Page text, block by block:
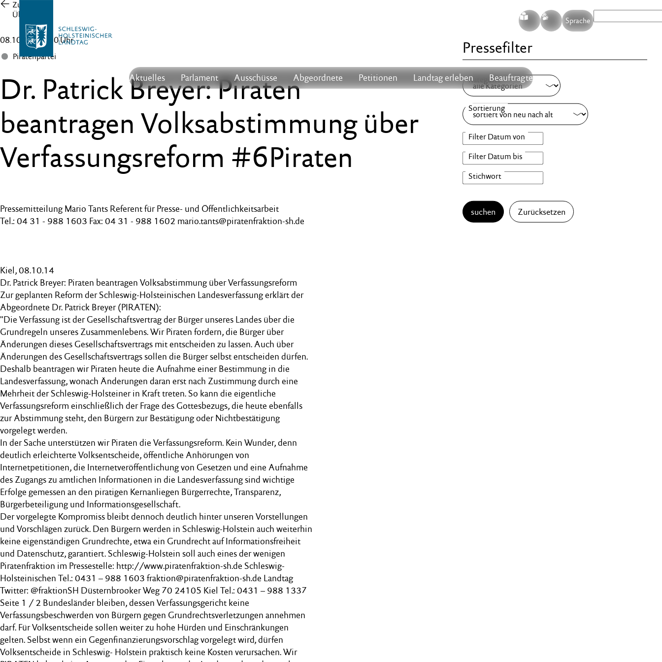
S G Sprache
Aktuelles Parlament Ausschüsse Abgeordnete Petitionen Landtag erleben Beauftragte
Zur
Übersicht
08.10.14 , 16:30 Uhr
Piratenpartei
Dr. Patrick Breyer: Piraten
beantragen Volksabstimmung über
Verfassungsreform #6Piraten
Pressemitteilung Mario Tants Referent für Presse- und Öffentlichkeitsarbeit
Tel.: 04 31 - 988 1603 Fax: 04 31 - 988 1602 mario.tants@piratenfraktion-sh.de
Kiel, 08.10.14
Dr. Patrick Breyer: Piraten beantragen Volksabstimmung über Verfassungsreform
Zur geplanten Reform der Schleswig-Holsteinischen Landesverfassung erklärt der
Abgeordnete Dr. Patrick Breyer (PIRATEN):
"Die Verfassung ist der Gesellschaftsvertrag der Bürger unseres Landes über die
Grundregeln unseres Zusammenlebens. Wir Piraten fordern, die Bürger über
Änderungen dieses Gesellschaftsvertrags mit entscheiden zu lassen. Auch über
Änderungen des Gesellschaftsvertrags sollen die Bürger selbst entscheiden dürfen.
Deshalb beantragen wir Piraten heute die Aufnahme einer Bestimmung in die
Landesverfassung, wonach Änderungen daran erst nach Zustimmung durch eine
Mehrheit der Schleswig-Holsteiner in Kraft treten. So kann die eigentliche
Verfassungsreform einschließlich der Frage des Gottesbezugs, die heute ebenfalls
zur Abstimmung steht, den Bürgern zur Bestätigung oder Nichtbestätigung
vorgelegt werden.
In der Sache unterstützen wir Piraten die Verfassungsreform. Kein Wunder, denn
deutlich erleichterte Volksentscheide, öffentliche Anhörungen von
Internetpetitionen, die Internetveröffentlichung von Gesetzen und eine Aufnahme
des Zugangs zu amtlichen Informationen in die Landesverfassung sind wichtige
Erfolge gemessen an den piratigen Kernanliegen Bürgerrechte, Transparenz,
Bürgerbeteiligung und Informationsgesellschaft.
Der vorgelegte Kompromiss bleibt dennoch deutlich hinter unseren Vorstellungen
und Vorschlägen zurück. Den Bürgern werden in Schleswig-Holstein auch weiterhin
keine eigenständigen Grundrechte, etwa ein Grundrecht auf Informationsfreiheit
und Datenschutz, garantiert. Schleswig-Holstein soll auch eines der wenigen
Piratenfraktion im Pressestelle: http://www.piratenfraktion-sh.de Schleswig-
Holsteinischen Tel.: 0431 – 988 1603 fraktion@piratenfraktion-sh.de Landtag
Twitter: @fraktionSH Düsternbrooker Weg 70 24105 Kiel Tel.: 0431 – 988 1337
Seite 1 / 2 Bundesländer bleiben, dessen Verfassungsgericht keine
Verfassungsbeschwerden von Bürgern gegen Grundrechtsverletzungen annehmen
darf. Für Volksentscheide sollen weiter zu hohe Hürden und Einschränkungen
gelten. Selbst wenn ein Gegenfinanzierungsvorschlag vorgelegt wird, dürfen
Volksentscheide in Schleswig- Holstein praktisch keine Kosten verursachen. Wir
Pressefilter
suchen Zurücksetzen